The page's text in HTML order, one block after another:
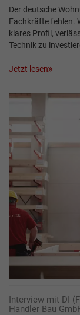
Der deutsche
Fachkräfte fehlen.
klares Profil,
Technik zu
Jetzt lesen
Interview mit DI
Handler Bau